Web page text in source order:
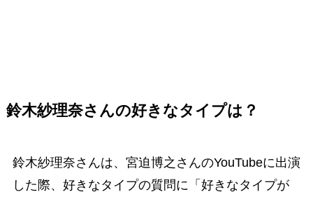
鈴木紗理奈さんの好きなタイプは ？
鈴木紗理奈さんは、宮迫博之さんのYouTubeに出演
した際、好きなタイプの質問に「好きなタイプが